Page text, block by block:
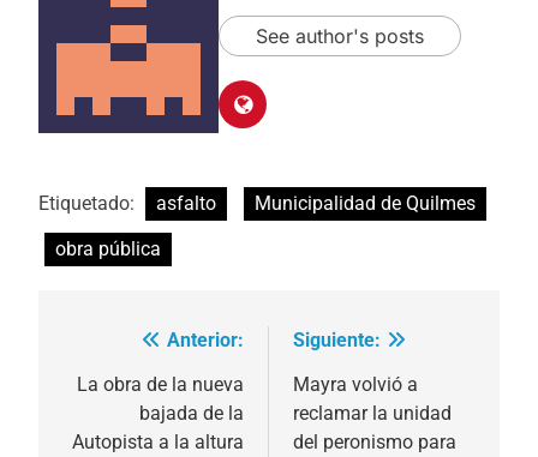
See author's posts
Etiquetado: asfalto
Municipalidad de Quilmes
obra pública
Navegación
de
entradas
Anterior:
La obra de la nueva
bajada de la
Autopista a la altura
Siguiente:
Mayra volvió a
reclamar la unidad
del peronismo para